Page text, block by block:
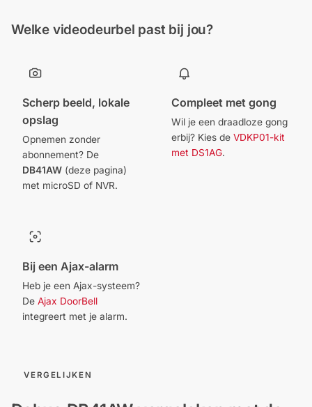
Welke videodeurbel past bij jou?
Scherp beeld, lokale
opslag
Opnemen zonder
abonnement? De
DB41AW (deze pagina)
met microSD of NVR.
Compleet met gong
Wil je een draadloze gong
erbij? Kies de VDKP01-kit
met DS1AG.
Bij een Ajax-alarm
Heb je een Ajax-systeem?
De Ajax DoorBell
integreert met je alarm.
VERGELIJKEN